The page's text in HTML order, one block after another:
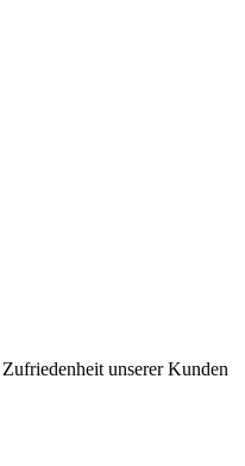
unserer Kunden